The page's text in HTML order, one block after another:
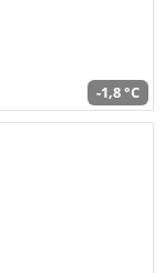
-1,8 °C